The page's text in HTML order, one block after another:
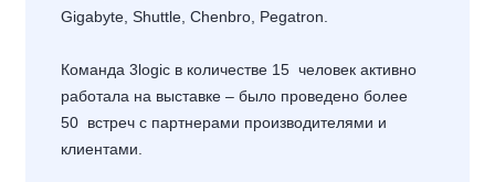
Gigabyte, Shuttle, Chenbro, Pegatron.
Команда 3logic в количестве 15 человек активно
работала на выставке – было проведено более
50 встреч с партнерами производителями и
клиентами.